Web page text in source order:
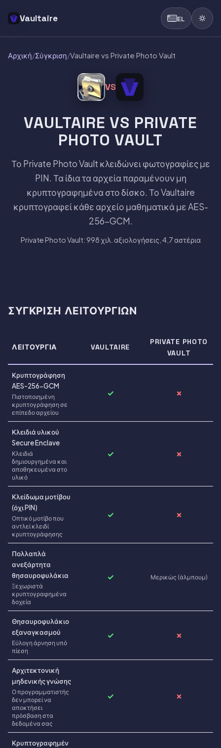
Vaultaire EL
Αρχική/Σύγκριση/Vaultaire vs Private Photo Vault
VS
VAULTAIRE VS PRIVATE
PHOTO VAULT
Το Private Photo Vault κλειδώνει φωτογραφίες με
PIN. Τα ίδια τα αρχεία παραμένουν μη
κρυπτογραφημένα στο δίσκο. Το Vaultaire
κρυπτογραφεί κάθε αρχείο μαθηματικά με AES-
256-GCM.
Private Photo Vault: 998 χιλ. αξιολογήσεις, 4,7 αστέρια
ΣΎΓΚΡΙΣΗ ΛΕΙΤΟΥΡΓΙΏΝ
ΛΕΙΤΟΥΡΓΊΑ VAULTAIRE
PRIVATE PHOTO
VAULT
Κρυπτογράφηση
AES-256-GCM
Πιστοποιημένη
κρυπτογράφηση σε
επίπεδο αρχείου
✓ ✗
Κλειδιά υλικού
Secure Enclave
Κλειδιά
δημιουργημένα και
αποθηκευμένα στο
υλικό
✓ ✗
Κλείδωμα μοτίβου
(όχι PIN)
Οπτικό μοτίβο που
αντλεί κλειδί
κρυπτογράφησης
✓ ✗
Πολλαπλά
ανεξάρτητα
θησαυροφυλάκια
Ξεχωριστά
κρυπτογραφημένα
δοχεία
✓ Μερικώς (άλμπουμ)
Θησαυροφυλάκιο
εξαναγκασμού
Εύλογη άρνηση υπό
πίεση
✓ ✗
Αρχιτεκτονική
μηδενικής γνώσης
Ο προγραμματιστής
δεν μπορεί να
αποκτήσει
πρόσβαση στα
δεδομένα σας
✓ ✗
Κρυπτογραφημέν